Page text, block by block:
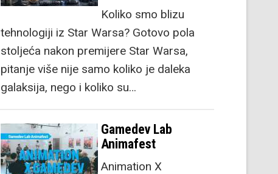
Koliko smo blizu
tehnologiji iz Star Warsa? Gotovo pola
stoljeća nakon premijere Star Warsa,
pitanje više nije samo koliko je daleka
galaksija, nego i koliko su…
Gamedev Lab
Animafest
Animation X